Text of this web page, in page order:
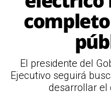
El presidente del
Ejecutivo seguirá
desarrollar el